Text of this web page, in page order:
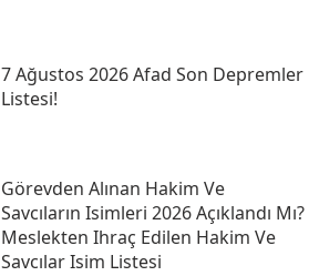
7 Ağustos 2026 Afad Son Depremler
Listesi!
Görevden Alınan Hakim Ve
Savcıların Isimleri 2026 Açıklandı Mı?
Meslekten Ihraç Edilen Hakim Ve
Savcılar Isim Listesi